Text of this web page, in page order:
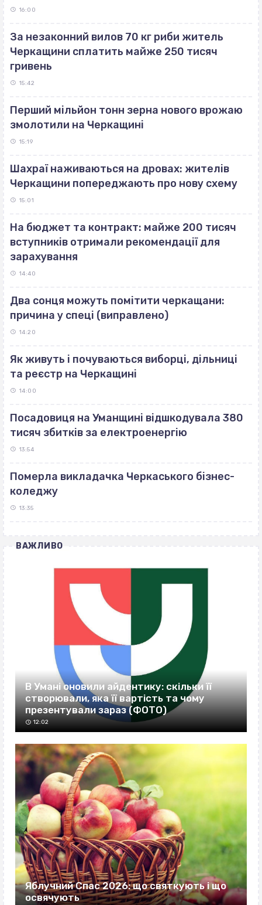
16:00
За незаконний вилов 70 кг риби житель
Черкащини сплатить майже 250 тисяч
гривень
15:42
Перший мільйон тонн зерна нового врожаю
змолотили на Черкащині
15:19
Шахраї наживаються на дровах: жителів
Черкащини попереджають про нову схему
15:01
На бюджет та контракт: майже 200 тисяч
вступників отримали рекомендації для
зарахування
14:40
Два сонця можуть помітити черкащани:
причина у спеці (виправлено)
14:20
Як живуть і почуваються виборці, дільниці
та реєстр на Черкащині
14:00
Посадовиця на Уманщині відшкодувала 380
тисяч збитків за електроенергію
13:54
Померла викладачка Черкаського бізнес-
коледжу
13:35
ВАЖЛИВО
В Умані оновили айдентику: скільки її
створювали, яка її вартість та чому
презентували зараз (ФОТО)
12:02
Яблучний Спас 2026: що святкують і що
освячують